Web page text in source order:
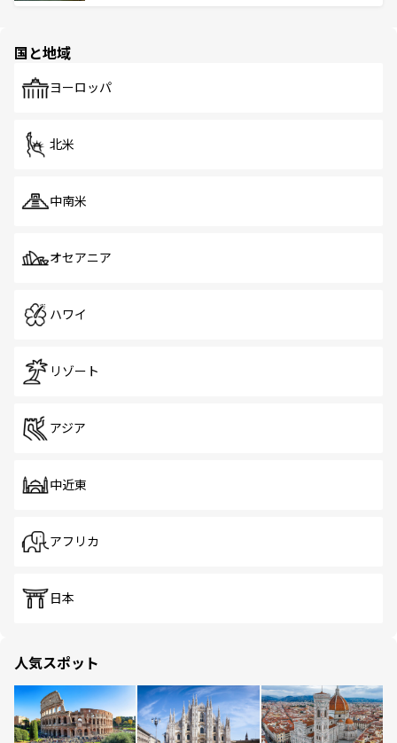
で、ホーカーズは地元の風情を楽しめる外せないスポット
国と地域
ヨーロッパ
北米
中南米
オセアニア
ハワイ
リゾート
アジア
中近東
アフリカ
日本
人気スポット